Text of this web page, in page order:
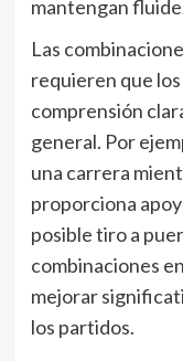
mantengan
Las
requieren que
comprensión
general. Por
una carrera
proporciona
posible tiro a
combinaciones
mejorar
los partidos.